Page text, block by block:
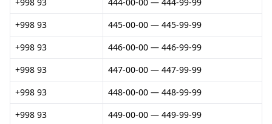
+998 93
445-00-00 — 445-99-99
+998 93
446-00-00 — 446-99-99
+998 93
447-00-00 — 447-99-99
+998 93
448-00-00 — 448-99-99
+998 93
449-00-00 — 449-99-99